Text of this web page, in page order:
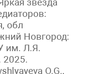
обл
Новгород:
им. Л.Я.
2025.
O.G.,